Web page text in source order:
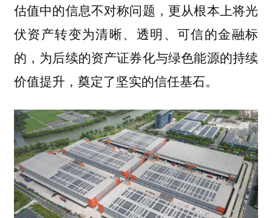
估值中的信息不对称问题，更从根本上将光
伏资产转变为清晰、透明、可信的金融标
的，为后续的资产证券化与绿色能源的持续
价值提升，奠定了坚实的信任基石。